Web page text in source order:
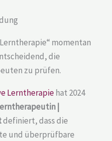
momentan
die
zu prüfen.
Lerntherapiehat 2024
|
definiert, dass die
und überprüfbare